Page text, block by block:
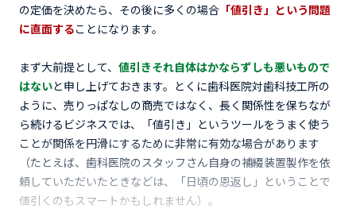
の定価を決めたら、その後に多くの場合 「値引き」という問題
に直面することになります。
まず大前提として、 値引きそれ自体はかならずしも悪いもので
はないと申し上げておきます。とくに歯科医院対歯科技工所の
ように、売りっぱなしの商売ではなく、長く関係性を保ちなが
ら続けるビジネスでは、「値引き」というツールをうまく使う
ことが関係を円滑にするために非常に有効な場合があります
（たとえば、歯科医院のスタッフさん自身の補綴装置製作を依
頼していただいたときなどは、「日頃の恩返し」ということで
値引くのもスマートかもしれません）。